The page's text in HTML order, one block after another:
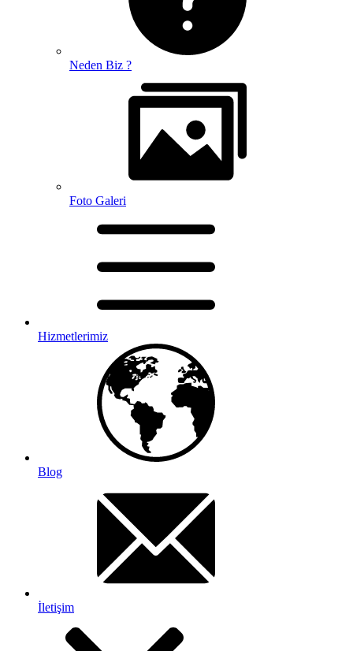
Neden Biz ?
Foto Galeri
Hizmetlerimiz
Blog
İletişim